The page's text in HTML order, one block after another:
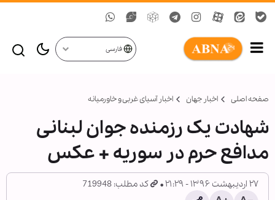
فارسی
صفحه اصلی اخبار جهان اخبار آسیای غربی و خاورمیانه
شهادت یک رزمنده جوان لبنانی
مدافع حرم در سوریه + عکس
۲۷ اردیبهشت ۱۳۹۶ - ۲۱:۲۹ کد مطلب: 719948